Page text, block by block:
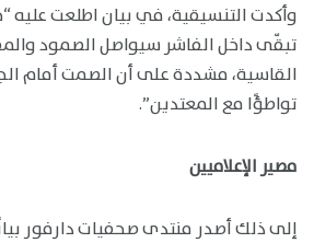
وأكدت التنسيقية، في بيان اطلعت عليه
تبقّى داخل الفاشر سيواصل الصمود
القاسية، مشددة على أن الصمت أمام
تواطؤًا مع المعتدين”.
مصير الإعلاميين